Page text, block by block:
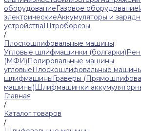
оборудованиеГазовое оборудование
электрическиеАккумуляторы и
устройстваШтроборезы
/
Плоскошлифовальные машины
Угловые шлифмашинки (болгарки)
(МФИ)Полировальные машины
угловыеПлоскошлифовальные
шлифмашиныГраверы
машины)Шлифмашинки
Главная
/
Каталог товаров
/